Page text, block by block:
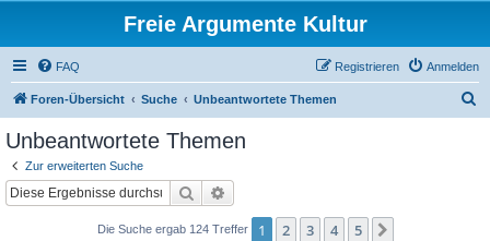
Freie Argumente Kultur
FAQ Anmelden
Registrieren
Foren-Übersicht Suche Unbeantwortete Themen
Unbeantwortete Themen
Zur erweiterten Suche
Suche
Die Suche ergab 124 Treffer 1 2 3 4 5